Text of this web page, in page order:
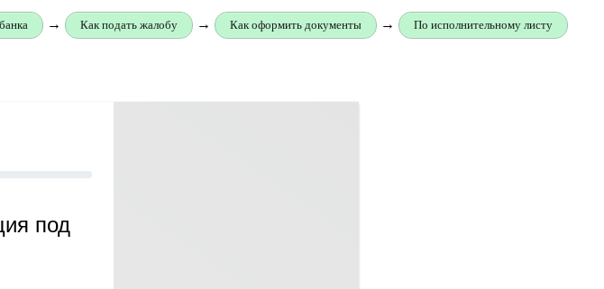
→ Как подать жалобу → Как оформить документы → По исполнительному листу